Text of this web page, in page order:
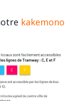
kakemono